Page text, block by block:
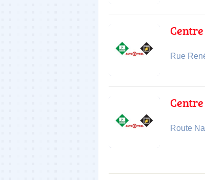
Rue
Route